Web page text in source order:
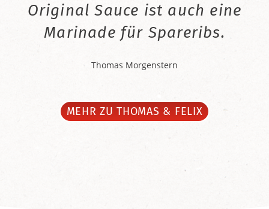
Original Sauce ist auch eine
Marinade für Spareribs.
Thomas Morgenstern
MEHR ZU THOMAS & FELIX